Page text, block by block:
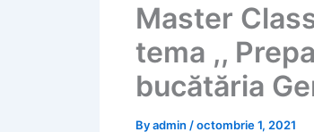
Master
tema ,,
bucătăria
Byadmin /octombrie 1, 2021